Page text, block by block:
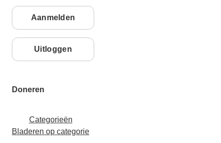
Aanmelden
Uitloggen
Doneren
Categorieën
Bladeren op categorie